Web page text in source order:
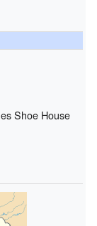
Shoe House